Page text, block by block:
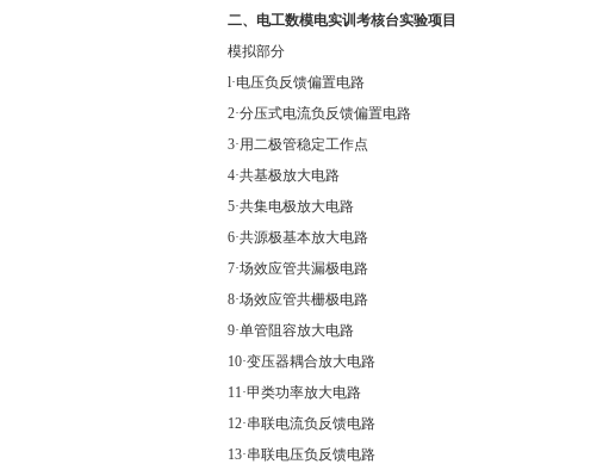
二、 电工数模电实训考核台实验项目
模拟部分
l·电压负反馈偏置电路
2·分压式电流负反馈偏置电路
3·用二极管稳定工作点
4·共基极放大电路
5·共集电极放大电路
6·共源极基本放大电路
7·场效应管共漏极电路
8·场效应管共栅极电路
9·单管阻容放大电路
10·变压器耦合放大电路
11·甲类功率放大电路
12·串联电流负反馈电路
13·串联电压负反馈电路